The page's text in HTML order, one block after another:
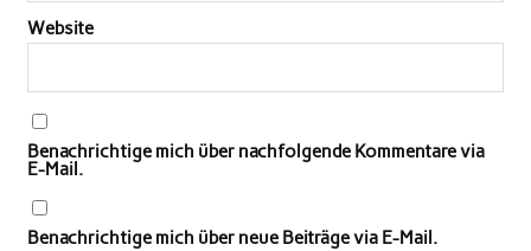
Website
Benachrichtige mich über nachfolgende Kommentare via
E-Mail.
Benachrichtige mich über neue Beiträge via E-Mail.